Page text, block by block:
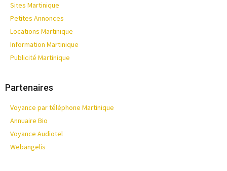
Sites Martinique
Petites Annonces
Locations Martinique
Information Martinique
Publicité Martinique
Partenaires
Voyance par téléphone Martinique
Annuaire Bio
Voyance Audiotel
Webangelis